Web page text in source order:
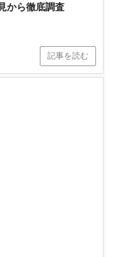
から徹底調査
記事を読む